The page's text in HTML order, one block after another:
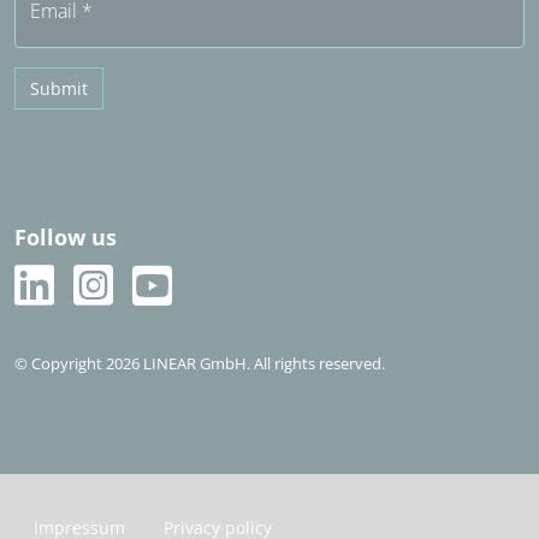
Email *
Submit
Follow us
© Copyright 2026 LINEAR GmbH. All rights reserved.
Impressum Privacy policy